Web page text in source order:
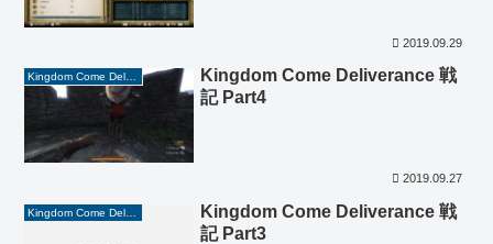
2019.09.29
Kingdom Come Deliverance 戦
記 Part4
2019.09.27
Kingdom Come Deliverance 戦
記 Part3